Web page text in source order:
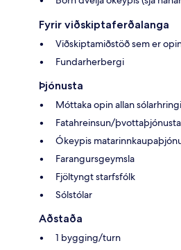
Fyrir viðskiptaferðalanga
Viðskiptamiðstöð sem er
Fundarherbergi
Þjónusta
Móttaka opin allan
Fatahreinsun/þvottaþjónusta
Ókeypis
Farangursgeymsla
Fjöltyngt starfsfólk
Sólstólar
Aðstaða
1 bygging/turn